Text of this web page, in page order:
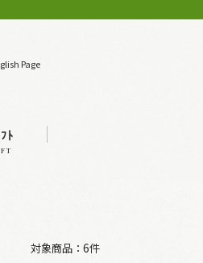
Page
ﾄ
対象商品：6件